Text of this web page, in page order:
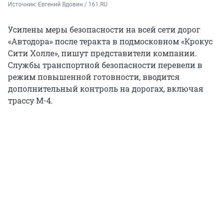
Источник: Евгений Вдовин / 161.RU
Усилены меры безопасности на всей сети дорог
«Автодора» после теракта в подмосковном «Крокус
Сити Холле», пишут представители компании.
Службы транспортной безопасности перевели в
режим повышенной готовности, вводится
дополнительный контроль на дорогах, включая
трассу М-4.